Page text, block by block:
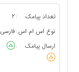
تعداد پیامک :
2
نوع اس ام اس : فارسی
ارسال پیامک
: